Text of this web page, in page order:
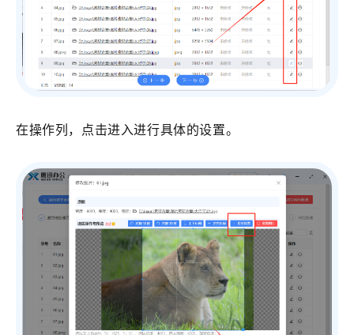
在操作列，点击进入进行具体的设置。